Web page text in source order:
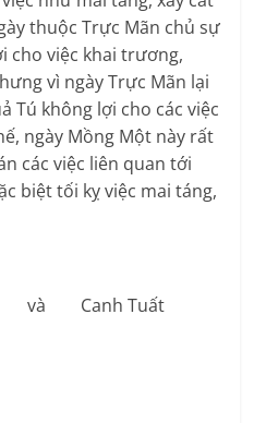
thuộc Trực Mãn chủ sự
cho việc khai trương,
vì ngày Trực Mãn lại
Tú không lợi cho các việc
ngày Mồng Một này rất
các việc liên quan tới
biệt tối kỵ việc mai táng,
và Canh Tuất